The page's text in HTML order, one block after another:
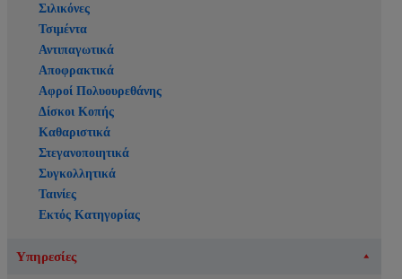
Σιλικόνες
Τσιμέντα
Αντιπαγωτικά
Αποφρακτικά
Αφροί Πολυουρεθάνης
Δίσκοι Κοπής
Καθαριστικά
Στεγανοποιητικά
Συγκολλητικά
Ταινίες
Εκτός Κατηγορίας
Υπηρεσίες